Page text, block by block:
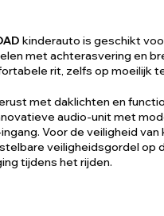
kinderauto is geschikt
met achterasvering en
rit, zelfs op moeilijk
met daklichten en
audio-unit met
Voor de veiligheid van
veiligheidsgordel op
tijdens het rijden.